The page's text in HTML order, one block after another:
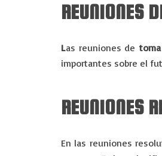
REUNIONES
Las reuniones de
importantes sobre el
REUNIONES
En las reuniones